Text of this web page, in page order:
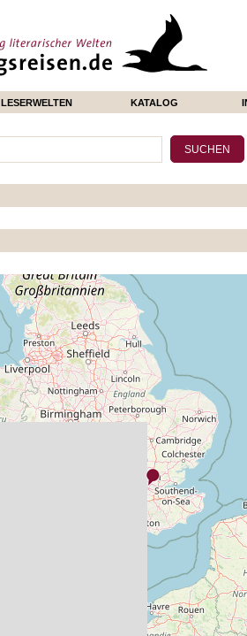
LESERWELTEN KATALOG